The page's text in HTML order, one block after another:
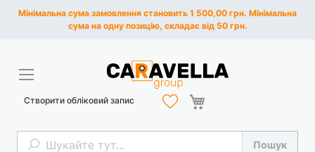
Мінімальна сума замовлення становить 1 500,00 грн. Мінімальна
сума на одну позицію, складає від 50 грн.
Пошук Пошук
Створити обліковий запис